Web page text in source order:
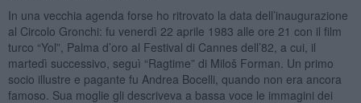
In una vecchia agenda forse ho ritrovato la data dell’inaugurazione
al Circolo Gronchi: fu venerdì 22 aprile 1983 alle ore 21 con il film
turco “Yol”, Palma d’oro al Festival di Cannes dell’82, a cui, il
martedì successivo, seguì “Ragtime” di Miloš Forman. Un primo
socio illustre e pagante fu Andrea Bocelli, quando non era ancora
famoso. Sua moglie gli descriveva a bassa voce le immagini dei